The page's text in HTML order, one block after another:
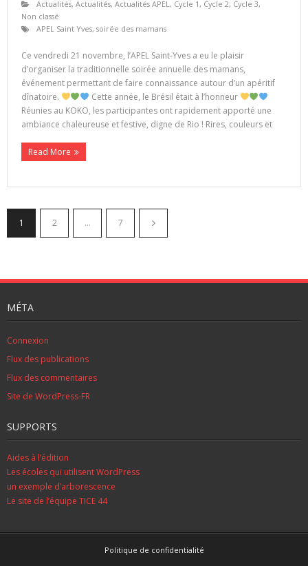
Actualités, Actualités, Actualités APEL, Cycle 1, Cycle 2, Cycle 3,
Non classé
APEL Saint Yves, soirée des mamans
Ce vendredi 21 novembre, l’APEL Saint-Yves a eu le plaisir
d’organiser la traditionnelle soirée annuelle des mamans,
événement permettant de faire connaissance autour d’un apéritif
dînatoire.
Cette année, le Brésil était à l’honneur
Réunies au KOKO, les participantes ont rapidement apporté une
ambiance chaleureuse et festive, digne de Rio ! Rires, couleurs et
Read More
1 2 … 7
MÉTA
Connexion
Flux des publications
Flux des commentaires
Site de WordPress-FR
SUPPORTS
Aides à l’édition
Les écoles qui utilisent WordPress
un exemple d’arborescence
Le site de l’équipe TICE 44
Politique de confidentialité